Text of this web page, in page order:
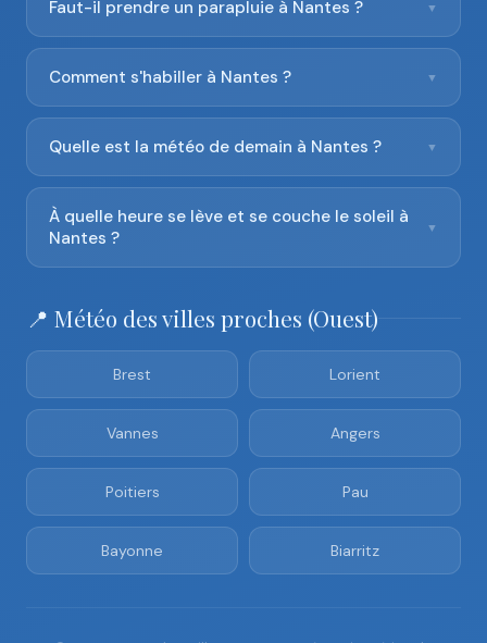
Faut-il prendre un parapluie à Nantes ? ▼
Comment s'habiller à Nantes ? ▼
Quelle est la météo de demain à Nantes ? ▼
À quelle heure se lève et se couche le soleil à
Nantes ?
▼
📍 Météo des villes proches (Ouest)
Brest Lorient
Vannes Angers
Poitiers Pau
Bayonne Biarritz